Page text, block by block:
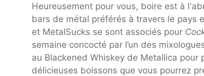
Heureusement pour vous, boire est à
bars de métal préférés à travers le pays
et MetalSucks se sont associés pour
semaine concocté par l’un des
au Blackened Whiskey de Metallica
délicieuses boissons que vous pourrez